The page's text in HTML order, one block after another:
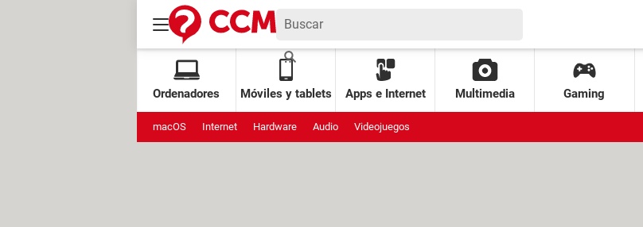
Ordenadores Móviles y tablets Apps e Internet Multimedia Gaming
macOS Internet Hardware Audio Videojuegos